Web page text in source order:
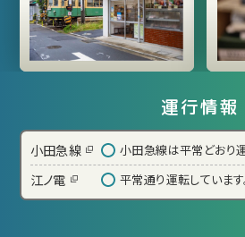
運行情報
小田急線 小田急線は平常どおり運
江ノ電 平常通り運転しています